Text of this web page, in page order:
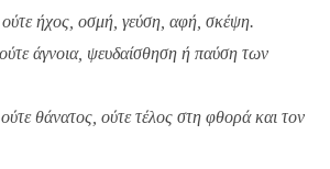
ήχος, οσμή, γεύση, αφή, σκέψη.
άγνοια, ψευδαίσθηση ή παύση των
θάνατος, ούτε τέλος στη φθορά και τον